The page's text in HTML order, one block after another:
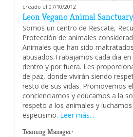
creado el 07/10/2012
Leon Vegano Animal Sanctuary
Somos un centro de Rescate,
Protección de animales
Animales que han sido
abusados.Trabajamos cada dia
dentro y por fuera. Les
de paz, donde vivirán siendo
resto de sus vidas. Promovemos
concienciamos y educamos a la
respeto a los animales y
especismo. Leer más...
Teaming Manager: